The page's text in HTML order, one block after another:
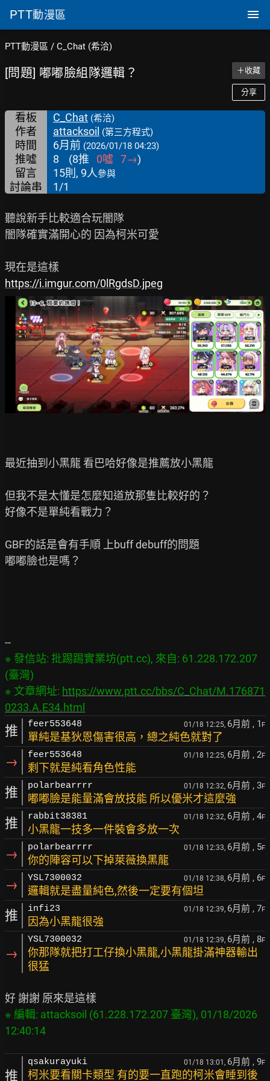
PTT動漫區
PTT動漫區 / C_Chat (希洽)
[問題] 嘟嘟臉組隊邏輯？ ＋收藏
分享
看板 C_Chat (希洽)
作者 attacksoil (第三方程式)
時間 6月前 (2026/01/18 04:23)
推噓 8 (8推 0噓 7→)
留言
15則, 9人參與
討論串 1/1
聽說新手比較適合玩闇隊
闇隊確實滿開心的 因為柯米可愛
https://i.imgur.com/0lRgdsD.jpeg
最近抽到小黑龍 看巴哈好像是推薦放小黑龍
但我不是太懂是怎麼知道放那隻比較好的？
好像不是單純看戰力？
GBF的話是會有手順 上buff debuff的問題
嘟嘟臉也是嗎？
※ 發信站: 批踢踢實業坊(ptt.cc), 來自: 61.228.172.207
(臺灣)
※ 文章網址: https://www.ptt.cc/bbs/C_Chat/M.176871
0233.A.E34.html
推 feer553648 01/18 12:25, 6月前 , 1 F
單純是基狄恩傷害很高，總之純色就對了
→ feer553648 01/18 12:25, 6月前 , 2F
剩下就是純看角色性能
推 polarbearrrr 01/18 12:32, 6月前 , 3F
嘟嘟臉是能量滿會放技能 所以優米才這麼強
推 rabbit38381 01/18 12:32, 6月前 , 4F
小黑龍一技多一件裝會多放一次
→ polarbearrrr 01/18 12:33, 6月前 , 5F
你的陣容可以下掉萊薇換黑龍
→ YSL7300032 01/18 12:38, 6月前 , 6F
邏輯就是盡量純色,然後一定要有個坦
推 infi23 01/18 12:39, 6月前 , 7F
因為小黑龍很強
→
YSL7300032 01/18 12:39, 6月前 , 8F
你那隊就把打工仔換小黑龍,小黑龍掛滿神器輸出
很猛
※ 編輯: attacksoil (61.228.172.207 臺灣), 01/18/2026
推
qsakurayuki 01/18 13:01, 6月前 , 9F
柯米要看關卡類型 有的要一直跑的柯米會睡到後